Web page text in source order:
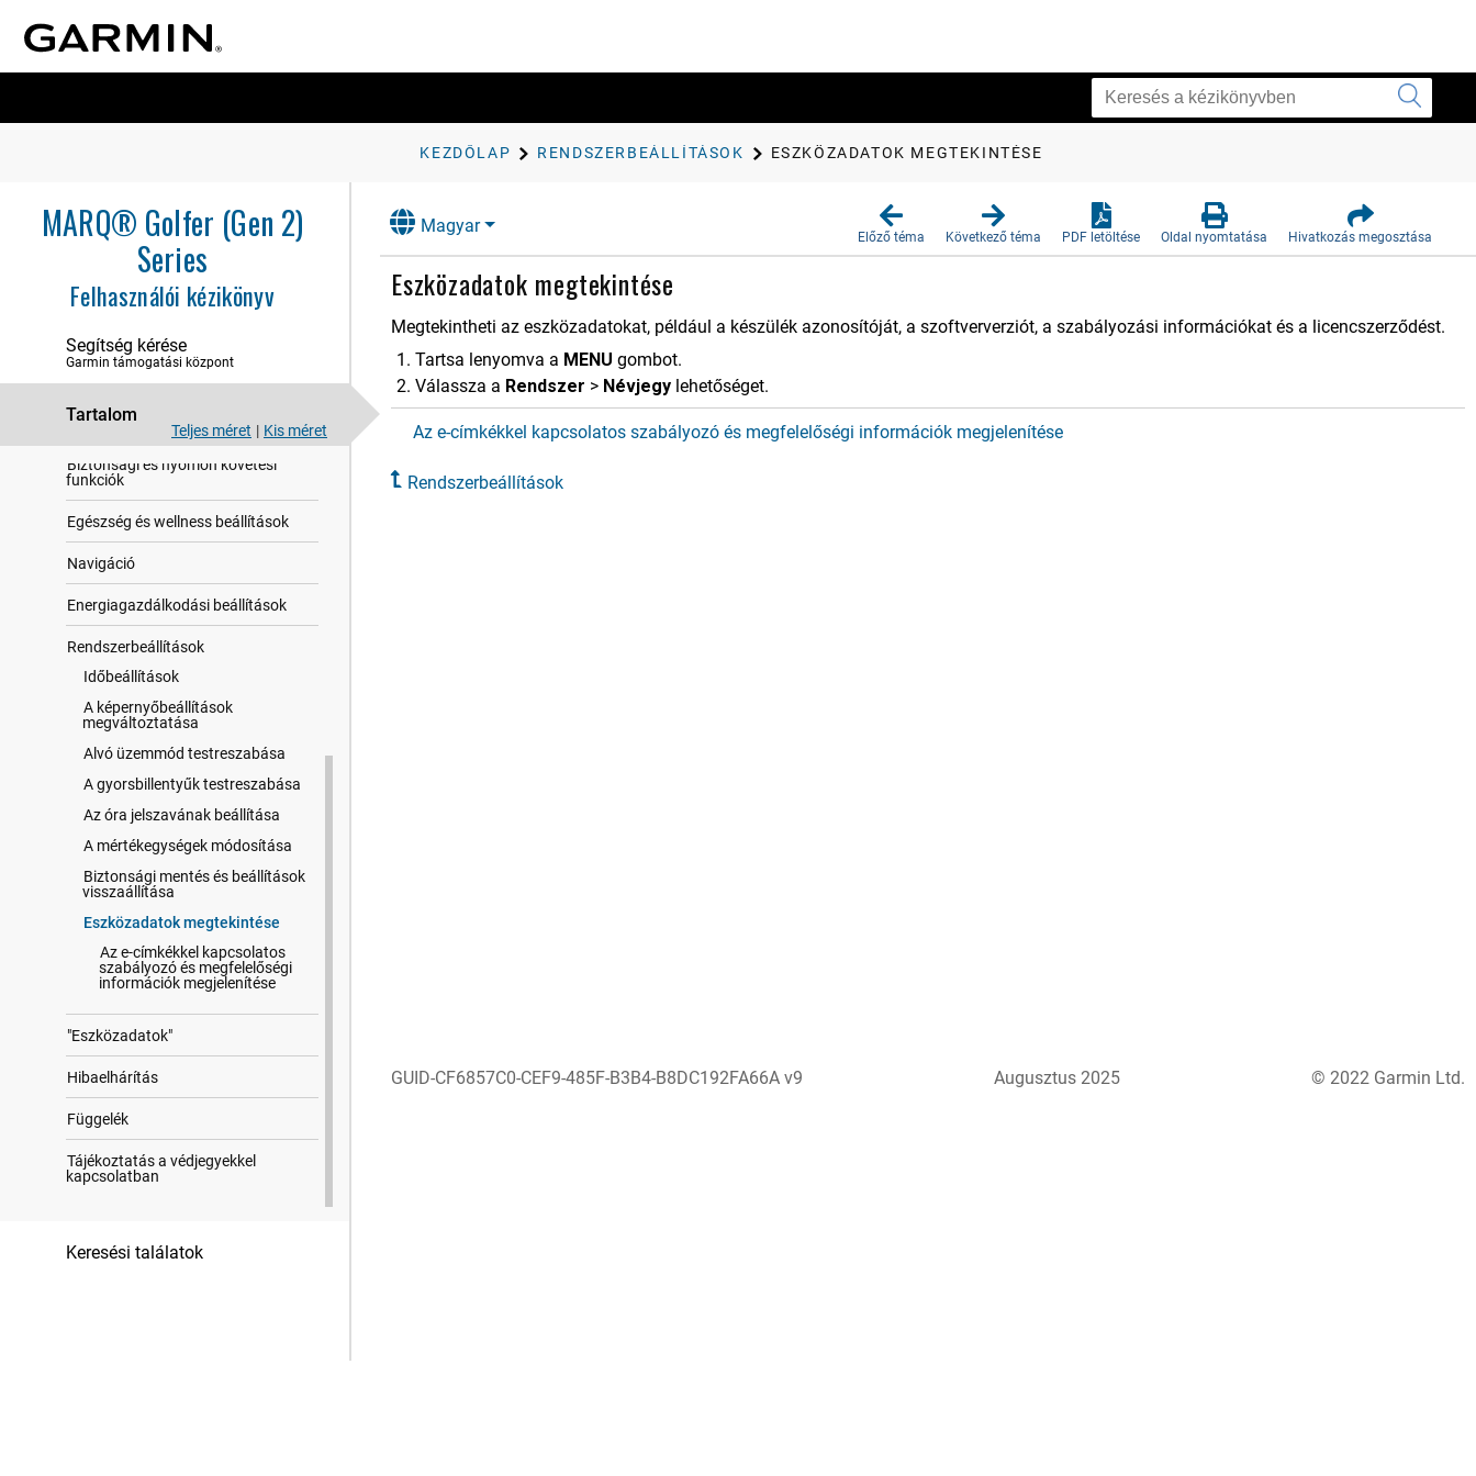
KEZDŐLAP RENDSZERBEÁLLÍTÁSOK ESZKÖZADATOK MEGTEKINTÉSE
MARQ® Golfer (Gen 2)
Series
Felhasználói kézikönyv
Segítség kérése
Garmin támogatási központ
Tartalom
Teljes méret | Kis méret
Órák
Megjelenés
Érzékelők és tartozékok
Térkép
Zene
Csatla​koztat​hatóság
Felhasz​nálói profil
Biztonsági és nyomon követési
funkciók
Egészség és wellness beállítások
Navigáció
Energiagazdálkodási beállítások
Rendszerbeállítások
Időbeállítások
A képernyőbeállítások
megváltoztatása
Alvó üzemmód testreszabása
A gyorsbillentyűk testreszabása
Az óra jelszavának beállítása
A mértékegységek módosítása
Biztonsági mentés és beállítások
visszaállítása
Eszközadatok megtekintése
Az e-címkékkel kapcsolatos
szabályozó és megfelelőségi
információk megjelenítése
"Eszközadatok"
Hibaelhárítás
Függelék
Tájékoztatás a védjegyekkel
kapcsolatban
Keresési találatok
Magyar
Előző téma Következő téma PDF letöltése Oldal nyomtatása Hivatkozás megosztása
Eszközadatok megtekintése
Megtekintheti az eszközadatokat, például a készülék azonosítóját, a szoftververziót, a szabályozási információkat és a licencszerződést.
Tartsa lenyomva a MENU gombot.
Válassza a Rend​szer > Névjegy lehetőséget.
Az e-címkékkel kapcsolatos szabályozó és megfelelőségi információk megjelenítése
Rendszerbeállítások
GUID-CF6857C0-CEF9-485F-B3B4-B8DC192FA66A v9 Augusztus 2025 © 2022 Garmin Ltd.